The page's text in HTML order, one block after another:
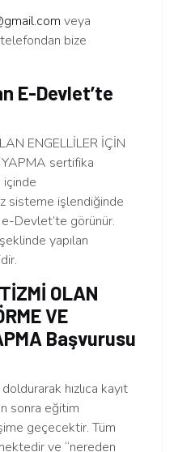
veya
telefondan bize
E-Devlet’te
ENGELLİLER İÇİN
sertifika
sisteme işlendiğinde
Devlet’te görünür.
yapılan
OLAN
VE
Başvurusu
hızlıca kayıt
sonra eğitim
geçecektir. Tüm
ve “nereden